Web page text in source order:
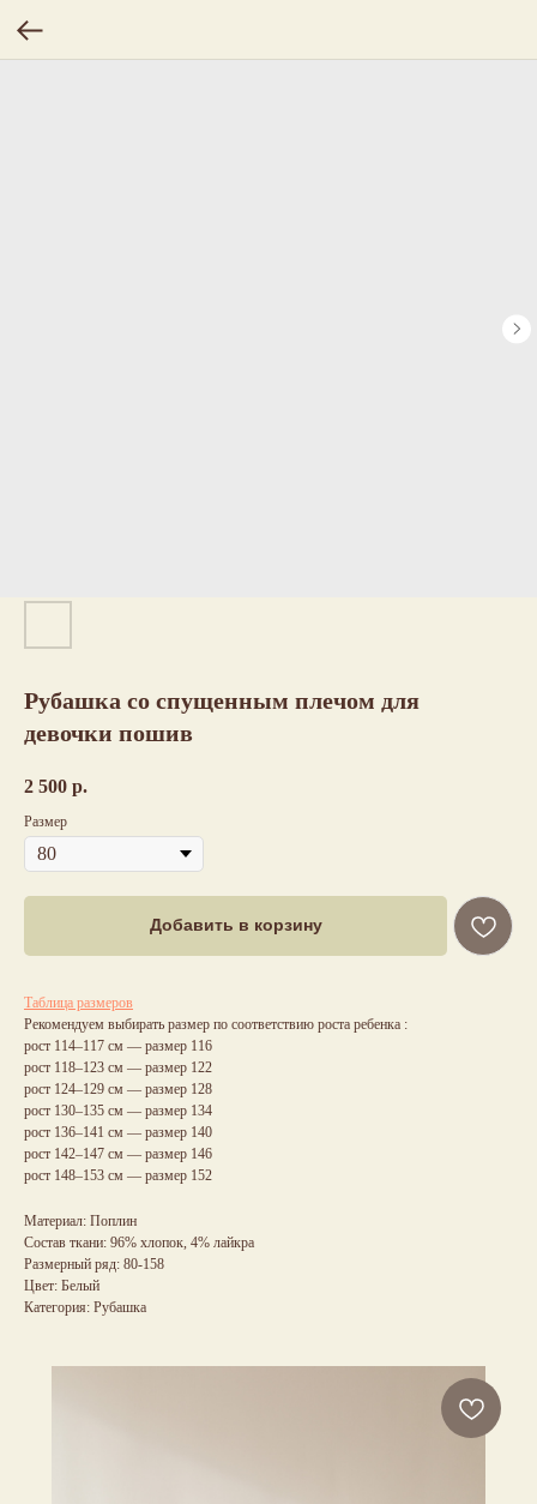
Рубашка со спущенным плечом для
девочки пошив
2 500 р.
Размер
Добавить в корзину
Таблица размеров
Рекомендуем выбирать размер по соответствию роста ребенка :
рост 114–117 см — размер 116
рост 118–123 см — размер 122
рост 124–129 см — размер 128
рост 130–135 см — размер 134
рост 136–141 см — размер 140
рост 142–147 см — размер 146
рост 148–153 см — размер 152
Материал: Поплин
Состав ткани: 96% хлопок, 4% лайкра
Размерный ряд: 80-158
Цвет: Белый
Категория: Рубашка